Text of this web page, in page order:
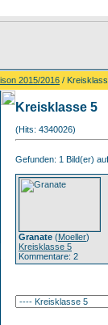
2015/2016 /
Kreisklasse 5
(Hits: 4340026)
Gefunden: 1 Bild(er)
Granate (Moeller)
Kreisklasse 5
Kommentare: 2